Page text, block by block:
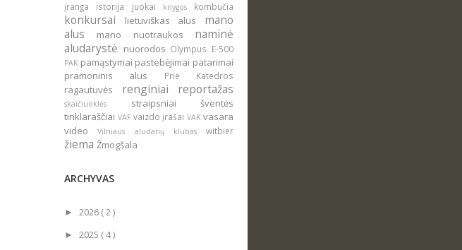
įranga istorija juokai knygos kombučia
konkursai lietuviškas alus mano
alus
mano nuotraukos naminė
aludarystė nuorodos Olympus E-500
PAK pamąstymai pastebėjimai patarimai
pramoninis alus
Prie Katedros
ragautuvės renginiai reportažas
skaičiuoklės straipsniai šventės
tinklaraščiai VAF vaizdo įrašaiVAKvasara
videoVilniaus aludarių klubas witbier
žiema Žmogšala
ARCHYVAS
► 2026 ( 2 )
► 2025 ( 4 )